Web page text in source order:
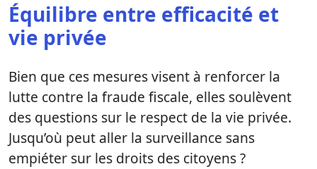
Équilibre entre efficacité et
vie privée
Bien que ces mesures visent à renforcer la
lutte contre la fraude fiscale, elles soulèvent
des questions sur le respect de la vie privée.
Jusqu’où peut aller la surveillance sans
empiéter sur les droits des citoyens ?